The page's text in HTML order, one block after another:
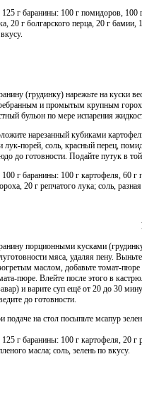
г баранины: 100 г помидоров, 100
20 г болгарского перца, 20 г
(грудинку) нарежьте на куски
и промытым крупным
бульон по мере испарения
нарезанный кубиками
лук-порей, соль, красный перец,
до готовности. Подайте путук в
г баранины: 100 г картофеля, 60 г
20 г репчатого лука; соль,
порционными кусками
мяса, удаляя пену.
маслом, добавьте томат-
пюре. Влейте после этого в
и варите суп ещё от 20 до 30
до готовности.
подаче на стол посыпьте мсапур
г баранины: 100 г картофеля, 20 г
масла; соль, зелень по вкусу.